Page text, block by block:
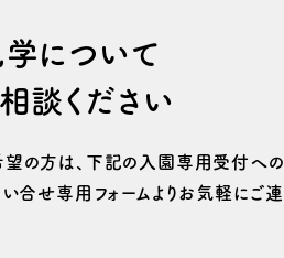
について
談ください
の⽅は、 下記の⼊園専⽤受付への
合せ専用フォームより お気軽にご連